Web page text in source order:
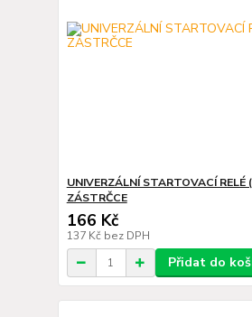
UNIVERZÁLNÍ STARTOVACÍ RELÉ
ZÁSTRČCE
166 Kč
137 Kč bez DPH
Přidat do